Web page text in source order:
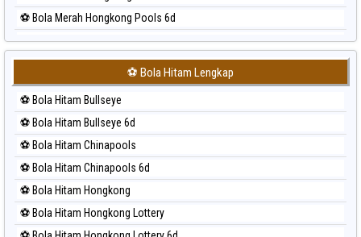
⚽ Bola Merah Hongkong Pools 6d
⚽ Bola Merah Japan
⚽ Bola Merah Japan 6d
⚽ Bola Merah Korea
⚽ Bola Merah Kuda Lari
⚽ Bola Merah Magnum Cambodia
⚽ Bola Merah Nagoya
⚽ Bola Merah North Carolina Day
⚽ Bola Merah Pcso
⚽ Bola Merah Sao Paulo
⚽ Bola Hitam Lengkap
⚽ Bola Hitam Bullseye
⚽ Bola Hitam Bullseye 6d
⚽ Bola Hitam Chinapools
⚽ Bola Hitam Chinapools 6d
⚽ Bola Hitam Hongkong
⚽ Bola Hitam Hongkong Lottery